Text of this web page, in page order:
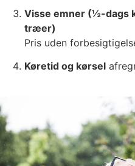
Visse emner (½-dags
træer)
Pris uden
Køretid og kørsel